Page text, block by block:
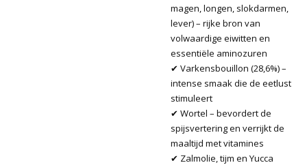
magen, longen, slokdarmen,
lever) – rijke bron van
volwaardige eiwitten en
essentiële aminozuren
✔ Varkensbouillon (28,6%) –
intense smaak die de eetlust
stimuleert
✔ Wortel – bevordert de
spijsvertering en verrijkt de
maaltijd met vitamines
✔ Zalmolie, tijm en Yucca